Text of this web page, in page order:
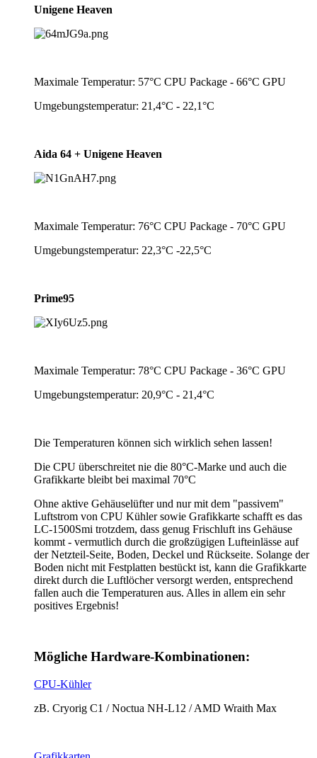
Unigene Heaven
Maximale Temperatur: 57°C CPU Package - 66°C GPU
Umgebungstemperatur: 21,4°C - 22,1°C
Aida 64 + Unigene Heaven
Maximale Temperatur: 76°C CPU Package - 70°C GPU
Umgebungstemperatur: 22,3°C -22,5°C
Prime95
Maximale Temperatur: 78°C CPU Package - 36°C GPU
Umgebungstemperatur: 20,9°C - 21,4°C
Die Temperaturen können sich wirklich sehen lassen!
Die CPU überschreitet nie die 80°C-Marke und auch die
Grafikkarte bleibt bei maximal 70°C
Ohne aktive Gehäuselüfter und nur mit dem "passivem"
Luftstrom von CPU Kühler sowie Grafikkarte schafft es das
LC-1500Smi trotzdem, dass genug Frischluft ins Gehäuse
kommt - vermutlich durch die großzügigen Lufteinlässe auf
der Netzteil-Seite, Boden, Deckel und Rückseite. Solange der
Boden nicht mit Festplatten bestückt ist, kann die Grafikkarte
direkt durch die Luftlöcher versorgt werden, entsprechend
fallen auch die Temperaturen aus. Alles in allem ein sehr
positives Ergebnis!
Mögliche Hardware-Kombinationen:
CPU-Kühler
zB. Cryorig C1 / Noctua NH-L12 / AMD Wraith Max